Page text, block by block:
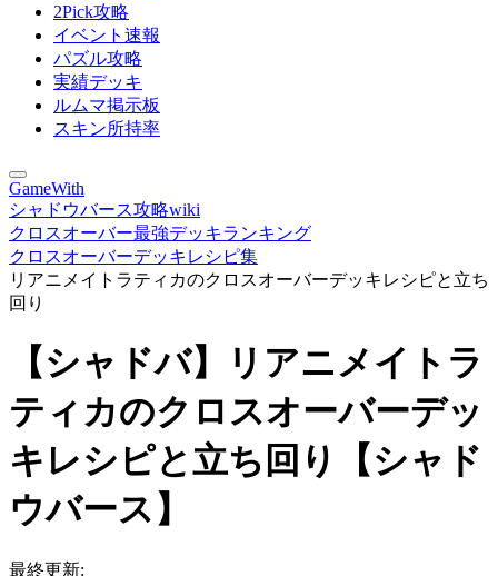
2Pick攻略
イベント速報
パズル攻略
実績デッキ
ルムマ掲示板
スキン所持率
GameWith
シャドウバース攻略wiki
クロスオーバー最強デッキランキング
クロスオーバーデッキレシピ集
リアニメイトラティカのクロスオーバーデッキレシピと立ち
回り
【シャドバ】リアニメイトラ
ティカのクロスオーバーデッ
キレシピと立ち回り【シャド
ウバース】
最終更新: